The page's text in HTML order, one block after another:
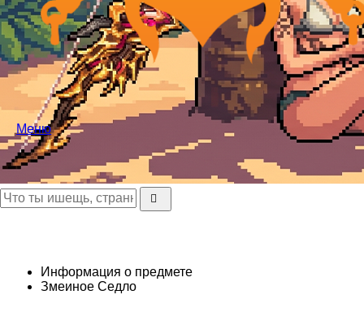
Меню
Информация о предмете
Змеиное Седло